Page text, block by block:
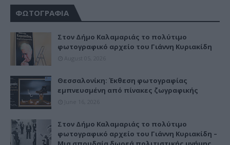
ΦΩΤΟΓΡΑΦΙΑ
Στον Δήμο Καλαμαριάς το πολύτιμο
φωτογραφικό αρχείο του Γιάννη Κυριακίδη
Θεσσαλονίκη: Έκθεση φωτογραφίας
εμπνευσμένη από πίνακες ζωγραφικής
Στον Δήμο Καλαμαριάς το πολύτιμο
φωτογραφικό αρχείο του Γιάννη Κυριακίδη –